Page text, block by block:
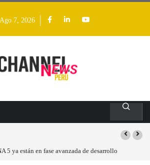
Ago 7, 2026
5 ya están en fase avanzada de desarrollo